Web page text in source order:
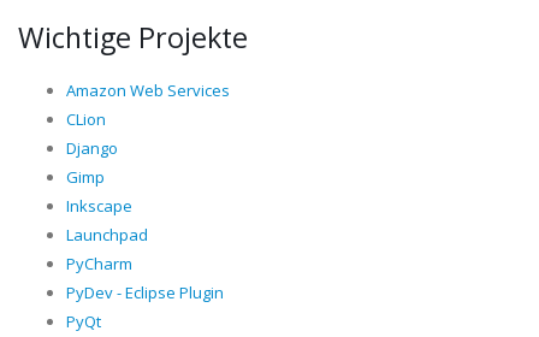
Wichtige Projekte
Amazon Web Services
CLion
Django
Gimp
Inkscape
Launchpad
PyCharm
PyDev - Eclipse Plugin
PyQt